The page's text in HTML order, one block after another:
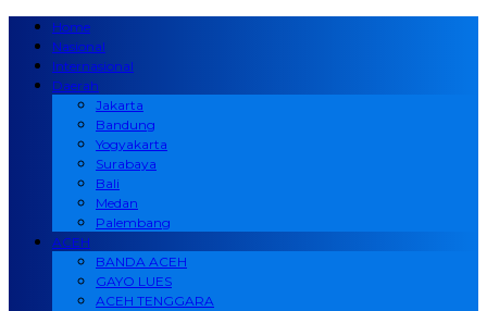
Home
Nasional
Internasional
Daerah
Jakarta
Bandung
Yogyakarta
Surabaya
Bali
Medan
Palembang
ACEH
BANDA ACEH
GAYO LUES
ACEH TENGGARA